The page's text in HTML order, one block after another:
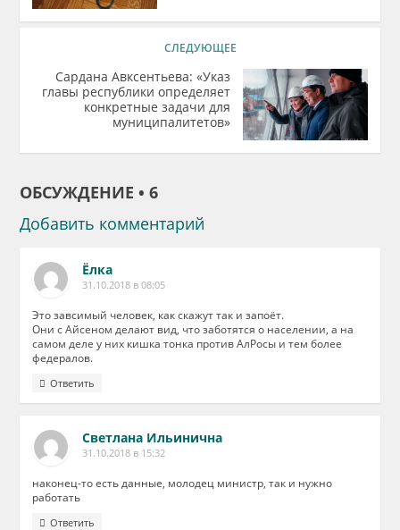
СЛЕДУЮЩЕЕ
Сардана Авксентьева: «Указ
главы республики определяет
конкретные задачи для
муниципалитетов»
ОБСУЖДЕНИЕ • 6
Добавить комментарий
Ёлка
31.10.2018 в 08:05
Это завсимый человек, как скажут так и запоёт.
Они с Айсеном делают вид, что заботятся о населении, а на
самом деле у них кишка тонка против АлРосы и тем более
федералов.
Ответить
Светлана Ильинична
31.10.2018 в 15:32
наконец-то есть данные, молодец министр, так и нужно
работать
Ответить